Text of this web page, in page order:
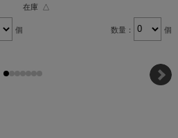
個
在庫 △
数量： 個